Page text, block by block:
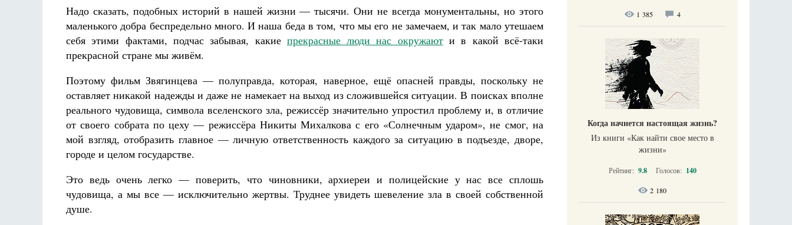
Надо сказать, подобных историй в нашей жизни — тысячи. Они не всегда монументальны, но этого
маленького добра беспредельно много. И наша беда в том, что мы его не замечаем, и так мало утешаем
себя этими фактами, подчас забывая, какие прекрасные люди нас окружаюти в какой всё-таки
прекрасной стране мы живём.
Поэтому фильм Звягинцева — полуправда, которая, наверное, ещё опасней правды, поскольку не
оставляет никакой надежды и даже не намекает на выход из сложившейся ситуации. В поисках вполне
реального чудовища, символа вселенского зла, режиссёр значительно упростил проблему и, в отличие
от своего собрата по цеху — режиссёра Никиты Михалкова с его «Солнечным ударом», не смог, на
мой взгляд, отобразить главное — личную ответственность каждого за ситуацию в подъезде, дворе,
городе и целом государстве.
Это ведь очень легко — поверить, что чиновники, архиереи и полицейские у нас все сплошь
чудовища, а мы все — исключительно жертвы. Труднее увидеть шевеление зла в своей собственной
душе.
1 385 4
Когда начнется настоящая жизнь?
Из книги «Как найти свое место в
жизни​»
Рейтинг: 9.8 Голосов: 140
2 180